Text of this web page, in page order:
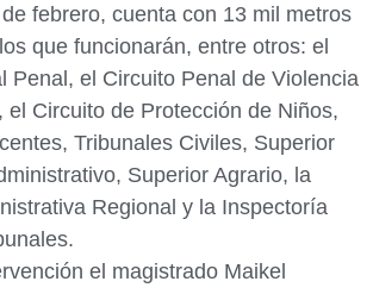
febrero, cuenta con 13 mil metros
que funcionarán, entre otros: el
Penal, el Circuito Penal de Violencia
el Circuito de Protección de Niños,
Tribunales Civiles, Superior
Superior Agrario, la
Regional y la Inspectoría
el magistrado Maikel